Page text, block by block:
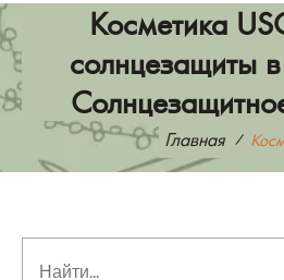
Косметика
солнцезащиты
Главная